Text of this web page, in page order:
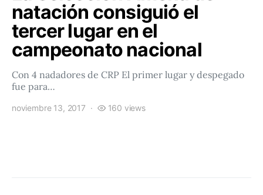
natación consiguió el
tercer lugar en el
campeonato nacional
Con 4 nadadores de CRP El primer lugar y despegado
fue para…
noviembre 13, 2017 160 views